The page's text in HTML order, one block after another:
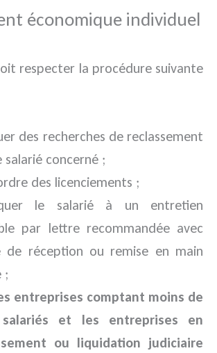
économique individuel
respecter la procédure suivante
des recherches de reclassement
salarié concerné ;
des licenciements ;
le salarié à un entretien
par lettre recommandée avec
de réception ou remise en main
;
entreprises comptant moins de
salariés et les entreprises en
ou liquidation judiciaire